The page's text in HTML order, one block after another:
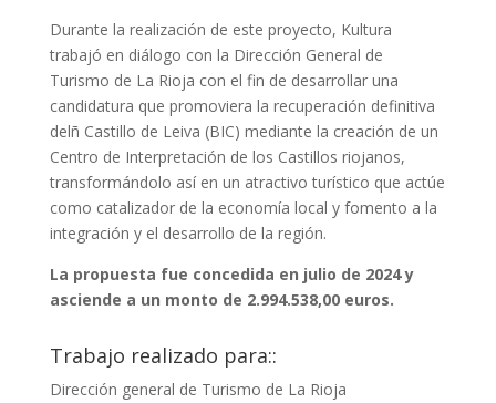
Durante la realización de este proyecto, Kultura
trabajó en diálogo con la Dirección General de
Turismo de La Rioja con el fin de desarrollar una
candidatura que promoviera la recuperación definitiva
delñ Castillo de Leiva (BIC) mediante la creación de un
Centro de Interpretación de los Castillos riojanos,
transformándolo así en un atractivo turístico que actúe
como catalizador de la economía local y fomento a la
integración y el desarrollo de la región.
La propuesta fue concedida en julio de 2024 y
asciende a un monto de 2.994.538,00 euros.
Trabajo realizado para::
Dirección general de Turismo de La Rioja